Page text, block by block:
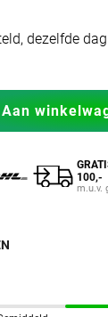
dezelfde
Stretch
Aan
100,-
m.u.v.